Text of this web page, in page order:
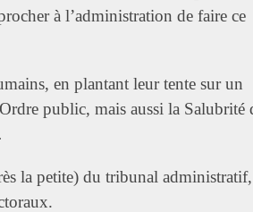
à l’administration de faire ce
en plantant leur tente sur un
public, mais aussi la Salubrité
la petite) du tribunal administratif,